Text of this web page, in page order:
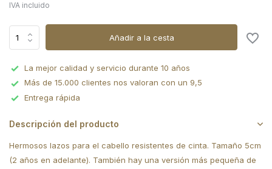
IVA incluido
Añadir a la cesta
La mejor calidad y servicio durante 10 años
Más de 15.000 clientes nos valoran con un 9,5
Entrega rápida
Descripción del producto
Hermosos lazos para el cabello resistentes de cinta. Tamaño 5cm
(2 años en adelante). También hay una versión más pequeña de